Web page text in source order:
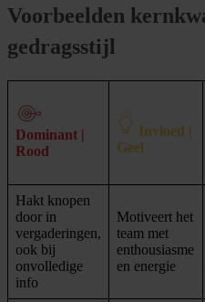
Voorbeelden
gedragsstijl
Dominant |
Rood
Invloed |
Geel
Hakt knopen
door in
vergaderingen,
ook bij
onvolledige
info
Motiveert het
team met
enthousiasme
en energie